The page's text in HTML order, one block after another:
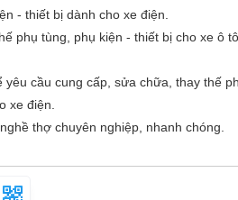
- thiết bị dành cho xe điện.
phụ tùng, phụ kiện - thiết bị cho xe ô tô
yêu cầu cung cấp, sửa chữa, thay thế
xe điện.
thợ chuyên nghiệp, nhanh chóng.